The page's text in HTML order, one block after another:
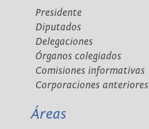
Presidente
Diputados
Delegaciones
Órganos colegiados
Comisiones informativas
Corporaciones anteriores
Áreas